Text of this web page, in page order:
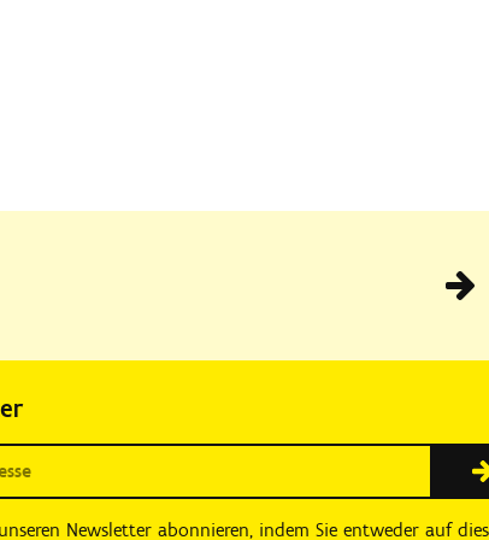
Newsletter abonnieren, indem Sie entweder auf